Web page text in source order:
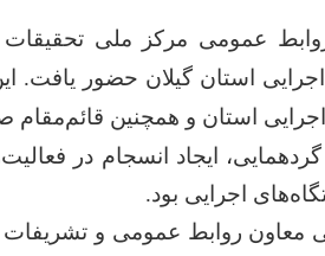
عمومی مرکز ملی
استان و همچنین قائم‌مقام
ایجاد انسجام در
اجرایی بود.
معاون روابط عمومی و